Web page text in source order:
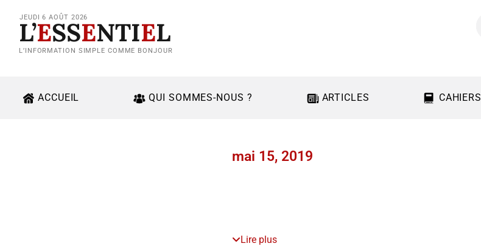
JEUDI 6 AOÛT 2026
L’ESSENTIEL
L’INFORMATION SIMPLE COMME BONJOUR
ACCUEIL QUI SOMMES-NOUS ? ARTICLES CAHIERS
mai 15, 2019
Lire plus